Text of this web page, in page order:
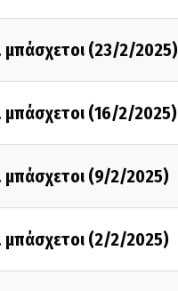
μπάσχετοι (23/2/2025)
μπάσχετοι (16/2/2025)
μπάσχετοι (9/2/2025)
μπάσχετοι (2/2/2025)